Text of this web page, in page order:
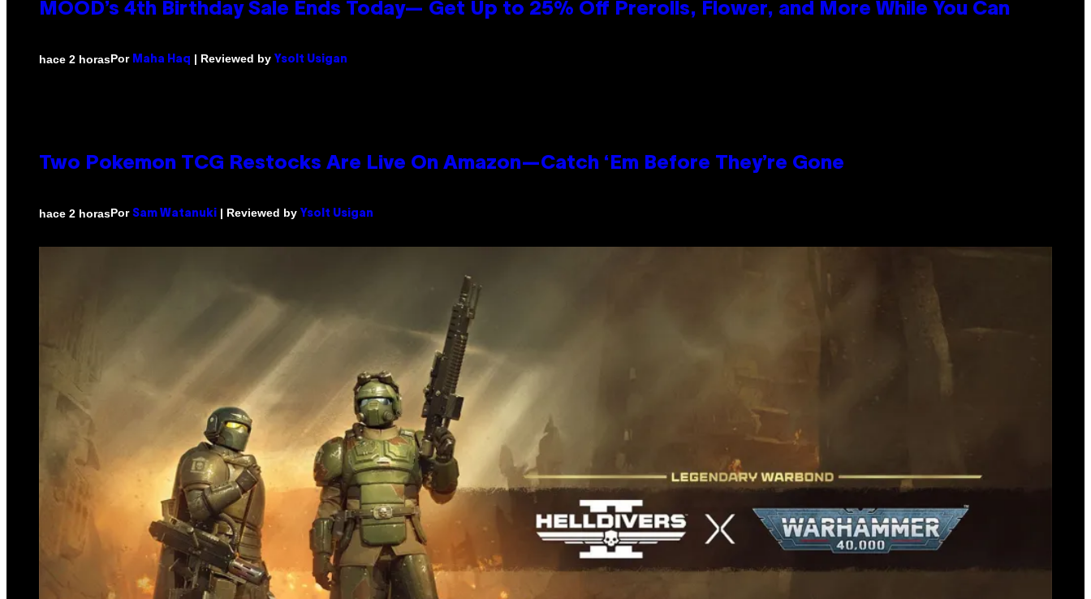
MOOD’s 4th Birthday Sale Ends Today— Get Up to 25% Off Prerolls, Flower, and More While You Can
hace 2 horasPor Maha Haq | Reviewed by Ysolt Usigan
Two Pokemon TCG Restocks Are Live On Amazon—Catch ‘Em Before They’re Gone
hace 2 horasPor Sam Watanuki | Reviewed by Ysolt Usigan